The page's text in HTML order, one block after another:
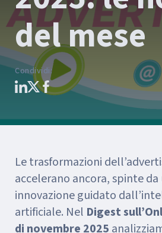
del mese
Condividi:
Le trasformazioni
accelerano ancora, spinte
innovazione guidato
artificiale. Nel Digest
di novembre 2025